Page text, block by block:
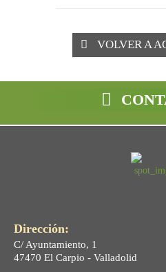
VOLVER A
Dirección:
C/ Ayuntamiento, 1
47470 El Carpio - Valladolid